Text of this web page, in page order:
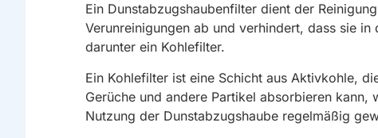
Ein Dunstabzugshaubenfilter dient der
Verunreinigungen ab und verhindert, dass sie
darunter ein Kohlefilter.
Ein Kohlefilter ist eine Schicht aus Aktivkohle,
Gerüche und andere Partikel absorbieren
Nutzung der Dunstabzugshaube regelmäßig